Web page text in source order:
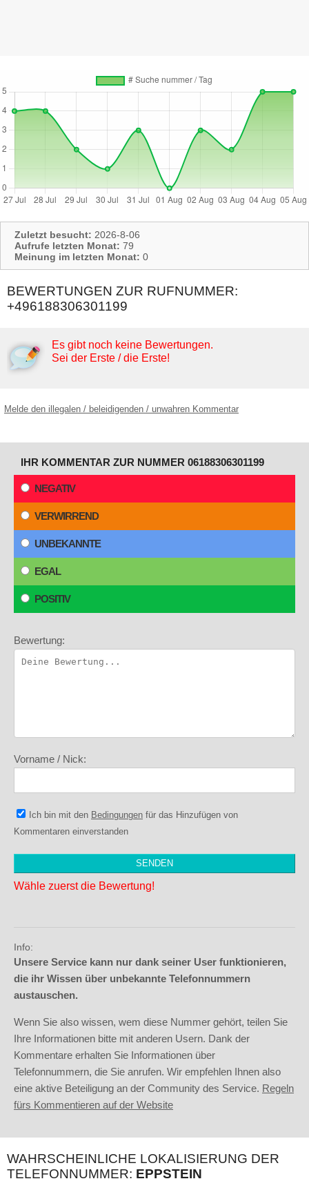
Zuletzt besucht: 2026-8-06
Aufrufe letzten Monat: 79
Meinung im letzten Monat: 0
BEWERTUNGEN ZUR RUFNUMMER:
+496188306301199
Es gibt noch keine Bewertungen.
Sei der Erste / die Erste!
Melde den illegalen / beleidigenden / unwahren Kommentar
IHR KOMMENTAR ZUR NUMMER 06188306301199
NEGATIV
VERWIRREND
UNBEKANNTE
EGAL
POSITIV
Bewertung:
Vorname / Nick:
Ich bin mit den Bedingungen für das Hinzufügen von
Kommentaren einverstanden
Wähle zuerst die Bewertung!
Info:
Unsere Service kann nur dank seiner User funktionieren,
die ihr Wissen über unbekannte Telefonnummern
austauschen.
Wenn Sie also wissen, wem diese Nummer gehört, teilen Sie
Ihre Informationen bitte mit anderen Usern. Dank der
Kommentare erhalten Sie Informationen über
Telefonnummern, die Sie anrufen. Wir empfehlen Ihnen also
eine aktive Beteiligung an der Community des Service. Regeln
fürs Kommentieren auf der Website
WAHRSCHEINLICHE LOKALISIERUNG DER
TELEFONNUMMER: EPPSTEIN